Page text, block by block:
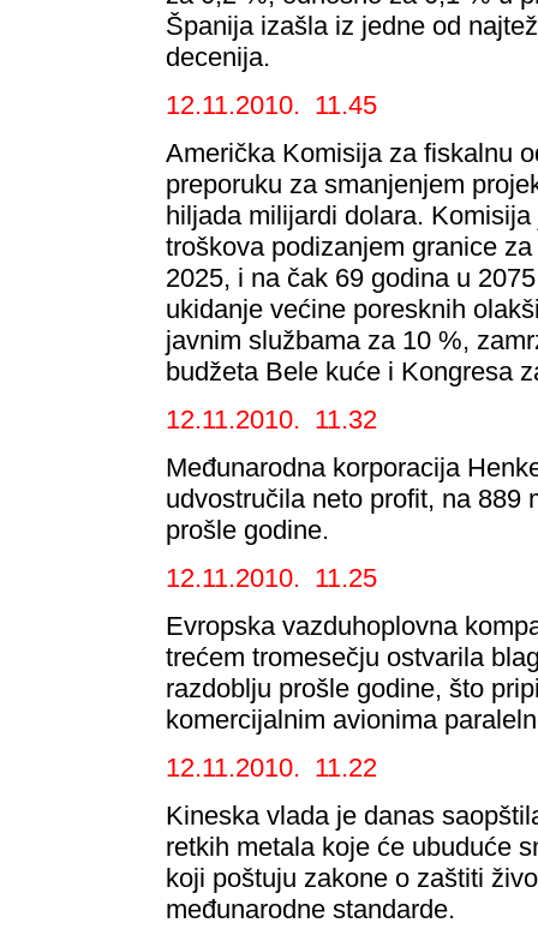
Španija izašla iz jedne od
decenija.
12.11.2010. 11.45
Američka Komisija za fiskalnu
preporuku za smanjenjem
hiljada milijardi dolara.
troškova podizanjem granice
2025, i na čak 69 godina u
ukidanje većine poresknih
javnim službama za 10 %,
budžeta Bele kuće i Kongresa
12.11.2010. 11.32
Međunarodna korporacija
udvostručila neto profit, na 889
prošle godine.
12.11.2010. 11.25
Evropska vazduhoplovna
trećem tromesečju ostvarila
razdoblju prošle godine, što
komercijalnim avionima
12.11.2010. 11.22
Kineska vlada je danas
retkih metala koje će ubuduće
koji poštuju zakone o zaštiti
međunarodne standarde.